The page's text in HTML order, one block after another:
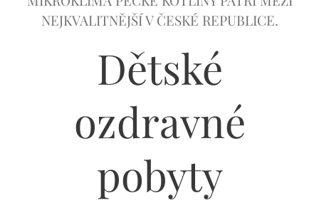
NEJKVALITNĚJŠÍ V ČESKÉ REPUBLICE.
Dětské
ozdravné
pobyty